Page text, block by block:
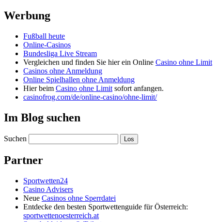
Werbung
Fußball heute
Online-Casinos
Bundesliga Live Stream
Vergleichen und finden Sie hier ein Online Casino ohne Limit
Casinos ohne Anmeldung
Online Spielhallen ohne Anmeldung
Hier beim Casino ohne Limit sofort anfangen.
casinofrog.com/de/online-casino/ohne-limit/
Im Blog suchen
Suchen
Partner
Sportwetten24
Casino Advisers
Neue Casinos ohne Sperrdatei
Entdecke den besten Sportwettenguide für Österreich:
sportwettenoesterreich.at